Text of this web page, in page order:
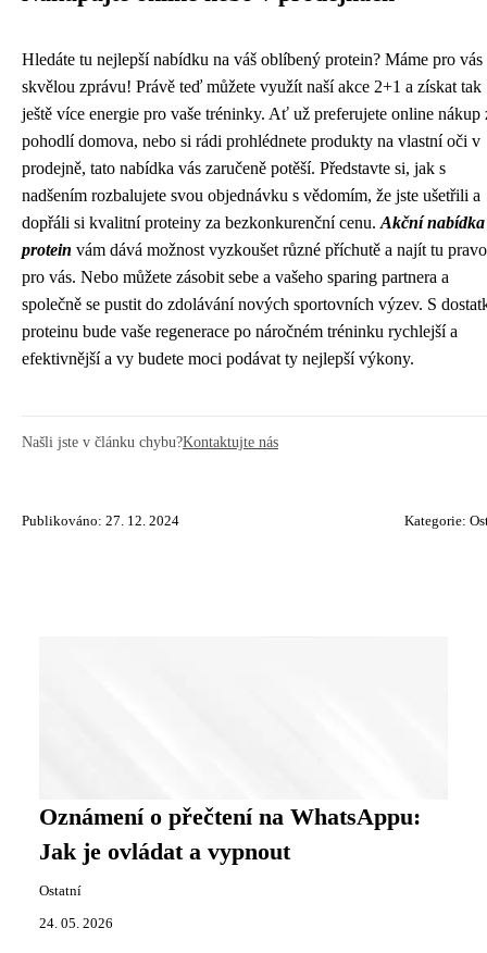
Hledáte tu nejlepší nabídku na váš oblíbený protein? Máme pro vás
skvělou zprávu! Právě teď můžete využít naší akce 2+1 a získat tak
ještě více energie pro vaše tréninky. Ať už preferujete online nákup
pohodlí domova, nebo si rádi prohlédnete produkty na vlastní oči v
prodejně, tato nabídka vás zaručeně potěší. Představte si, jak s
nadšením rozbalujete svou objednávku s vědomím, že jste ušetřili a
dopřáli si kvalitní proteiny za bezkonkurenční cenu. Akční
protein vám dává možnost vyzkoušet různé příchutě a najít tu
pro vás. Nebo můžete zásobit sebe a vašeho sparing partnera a
společně se pustit do zdolávání nových sportovních výzev. S
proteinu bude vaše regenerace po náročném tréninku rychlejší a
efektivnější a vy budete moci podávat ty nejlepší výkony.
Našli jste v článku chybu?Kontaktujte nás
Publikováno: 27. 12. 2024 Kategorie:
Oznámení o přečtení na WhatsAppu:
Jak je ovládat a vypnout
Ostatní
24. 05. 2026